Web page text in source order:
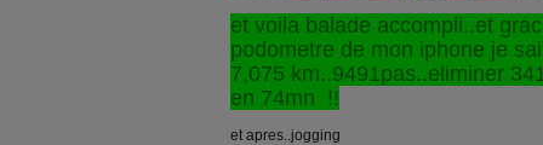
et voila balade accompli..et
podometre de mon iphone je
7,075 km..9491pas..eliminer
en 74mn !!
et apres..jogging